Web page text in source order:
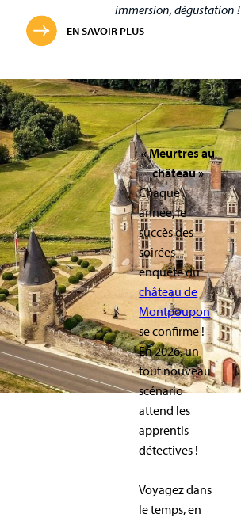
immersion, dégustation !
EN SAVOIR PLUS
« Meurtres au
château »
Chaque
année, le
succès des
soirées
enquête du
château de
Montpoupon
se confirme !
En 2026, un
tout nouveau
scénario
attend les
apprentis
détectives !
Voyagez dans
le temps, en